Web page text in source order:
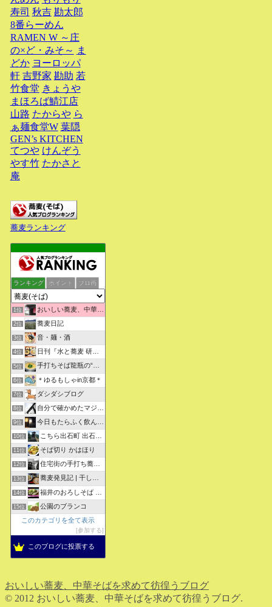
寿司 秋吉 勘太郎
8番らーめん
RAMEN W ～庄
の×ど・みそ～ ま
どか ヨーロッパ
軒 吉野家 勘助 若
竹食堂 きょうや
まほろば鯖江店
山路 たからや ら
ぁ麺食堂W 葉隠
GEN’s KITCHEN
てつや けんぞう
やす竹 たかさと
庵
蕎麦ランキング
ランキング ポイント ブロ画
1位 おいしい蕎麦、中華そばを求めて彷徨うブログ
2位 蕎麦日記
3位 音・麺・酒
4位 日刊『水と蕎麦 研究図鑑』
5位 手打ちそば龍瓶の“いつも心に太陽を”
6位 ＊ゆるもしゃin京都＊
7位 ダシダシブログ
8位 自分で確かめたマジな近現代史・グルメな蕎麦・キレイなお花さん
9位 今日もたらふく飲んで食べた -湖月四代目嫁日記-
10位 こちら出石町 出石そばの「田中屋食品製造部」
11位 そば切り かはほり
12位 住宅街の手打ち蕎麦屋三代目ブログ
13位 蕎麦発見記 | 干しそばをメインにしたそばブログ
14位 福井のおろしそば 無責任１００選
15位
公園のブランコ
このカテゴリを全て表示
参加する
このブログに投票する
おいしい蕎麦、中華そばを求めて彷徨うブログ
© 2012 おいしい蕎麦、中華そばを求めて彷徨うブログ.